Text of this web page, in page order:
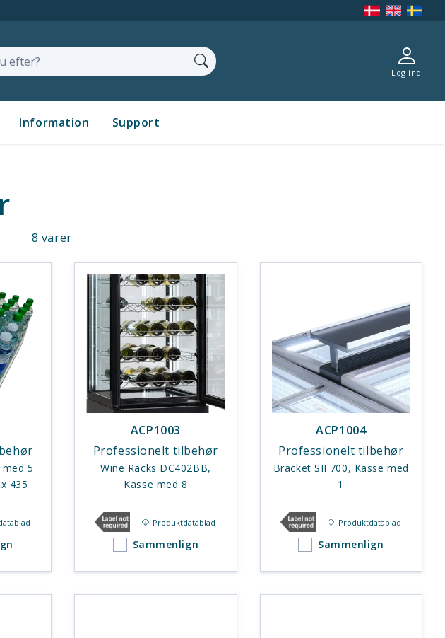
Log ind
Information Support
8 varer
5
x 435
ACP1003
Professionelt tilbehør
Wine Racks DC402BB,
Kasse med 8
Produktdatablad
Sammenlign
ACP1004
Professionelt tilbehør
Bracket SIF700, Kasse med
1
Produktdatablad
Sammenlign